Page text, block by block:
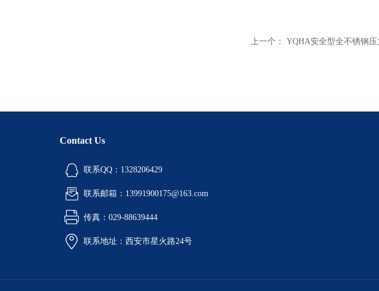
上一个： YQHA安全型全不锈钢压
Contact Us
联系QQ：1328206429
联系邮箱：13991900175@163.com
传真：029-88639444
联系地址：西安市星火路24号